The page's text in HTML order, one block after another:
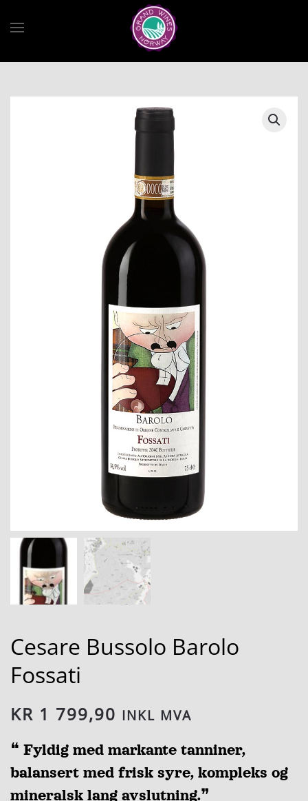
Skip to main content
Cesare Bussolo Barolo
Fossati
KR 1 799,90 INKL MVA
❝ Fyldig med markante tanniner,
balansert med frisk syre, kompleks og
mineralsk lang avslutning.❞